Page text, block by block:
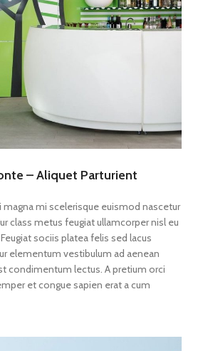
– Aliquet Parturient
magna mi scelerisque euismod nascetur
class metus feugiat ullamcorper nisl eu
sociis platea felis sed lacus
elementum vestibulum ad aenean
condimentum lectus. A pretium orci
et congue sapien erat a cum